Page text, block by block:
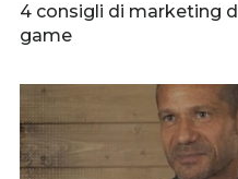
4 consigli di marketing
game